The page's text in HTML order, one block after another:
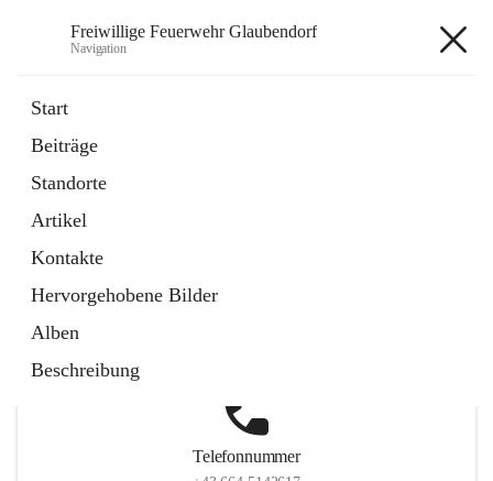
Freiwillige Feuerwehr Glaubendorf
Navigation
Start
Beiträge
Standorte
Artikel
Kontakte
Hervorgehobene Bilder
Alben
Beschreibung
Telefonnummer